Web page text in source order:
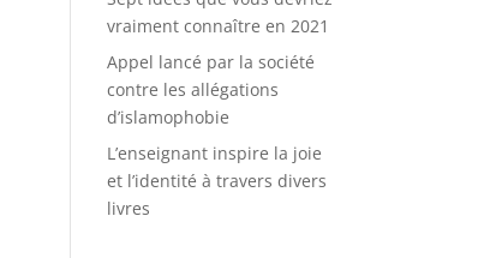
vraiment connaître en 2021
Appel lancé par la société
contre les allégations
d’islamophobie
L’enseignant inspire la joie
et l’identité à travers divers
livres